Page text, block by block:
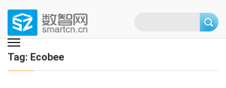
content
(Press
enter)
数智网
智能家居第一资讯门户 | 智能家居系统，智能家居产品，智能家居解决方
Tag: Ecobee